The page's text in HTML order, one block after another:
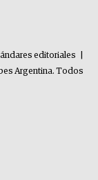
editoriales
Argentina. Todos